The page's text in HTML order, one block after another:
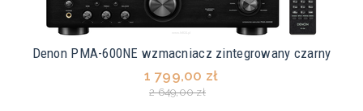
Denon PMA-600NE wzmacniacz zintegrowany czarny
1 799,00 zł
2 649,00 zł